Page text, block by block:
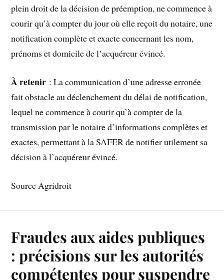
plein droit de la décision de préemption, ne commence à
courir qu’à compter du jour où elle reçoit du notaire, une
notification complète et exacte concernant les nom,
prénoms et domicile de l’acquéreur évincé.
À retenir : La communication d’une adresse erronée
fait obstacle au déclenchement du délai de notification,
lequel ne commence à courir qu’à compter de la
transmission par le notaire d’informations complètes et
exactes, permettant à la SAFER de notifier utilement sa
décision à l’acquéreur évincé.
Source Agridroit
Fraudes aux aides publiques
: précisions sur les autorités
compétentes pour suspendre